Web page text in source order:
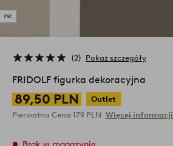
2 Pokaż szczegóły
FRIDOLF figurka dekoracyjna
89,50 PLN
Outlet
Pierwotna Cena 179 PLN Więcej informacji